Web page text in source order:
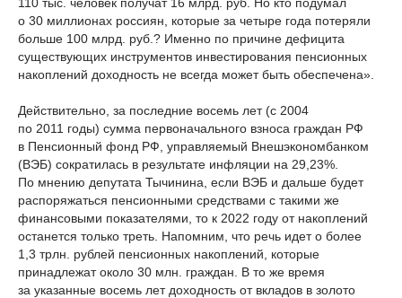
о 30 миллионах россиян, которые за четыре года потеряли
больше 100 млрд. руб.? Именно по причине дефицита
существующих инструментов инвестирования пенсионных
накоплений доходность не всегда может быть обеспечена».
Действительно, за последние восемь лет (с 2004
по 2011 годы) сумма первоначального взноса граждан РФ
в Пенсионный фонд РФ, управляемый Внешэкономбанком
(ВЭБ) сократилась в результате инфляции на 29,23%.
По мнению депутата Тычинина, если ВЭБ и дальше будет
распоряжаться пенсионными средствами с такими же
финансовыми показателями, то к 2022 году от накоплений
останется только треть. Напомним, что речь идет о более
1,3 трлн. рублей пенсионных накоплений, которые
принадлежат около 30 млн. граждан. В то же время
за указанные восемь лет доходность от вкладов в золото